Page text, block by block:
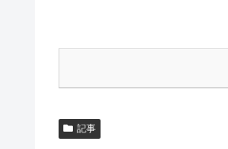
記事